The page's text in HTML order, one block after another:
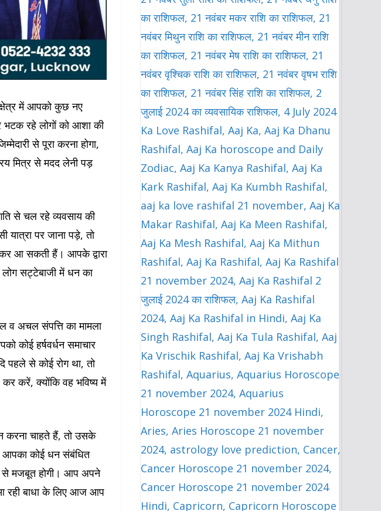
क्षेत्र में आपको कुछ नए
भटक रहे लोगों को आशा की
से पूरा करना होगा,
मित्र से मदद लेनी पड़
से चल रहे व्यवसाय की
पर जाना पड़े, तो
आ सकती हैं। आपके द्वारा
सट्टेबाजी में धन का
अचल संपत्ति का मामला
कोई हर्षवर्धन समाचार
पहले से कोई रोग था, तो
करें, क्योंकि वह भविष्य में
करना चाहते हैं, तो उसके
आपका कोई धन संबंधित
से मजबूत होगी। आप अपने
रही बाधा के लिए आज आप